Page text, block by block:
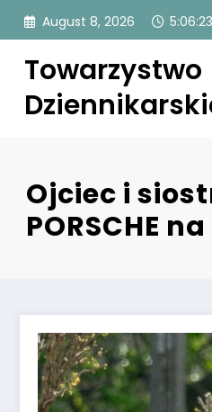
Skip
content
August 8, 2026
Towarzystwo
Ojciec i
PORSCHE